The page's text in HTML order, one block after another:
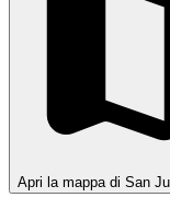
Apri la mappa di San